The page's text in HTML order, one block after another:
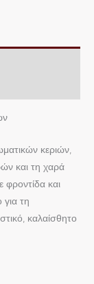
κεριών,
και τη χαρά
και
τη
καλαίσθητο